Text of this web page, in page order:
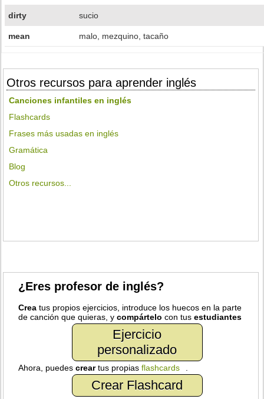
dirty sucio
mean malo, mezquino, tacaño
Otros recursos para aprender inglés
Canciones infantiles en inglés
Flashcards
Frases más usadas en inglés
Gramática
Blog
Otros recursos...
¿Eres profesor de inglés?
Crea tus propios ejercicios, introduce los huecos en la parte
de canción que quieras, ycompártelo con tusestudiantes
Ejercicio
personalizado
Ahora, puedescreartus propiasflashcards
Crear Flashcard